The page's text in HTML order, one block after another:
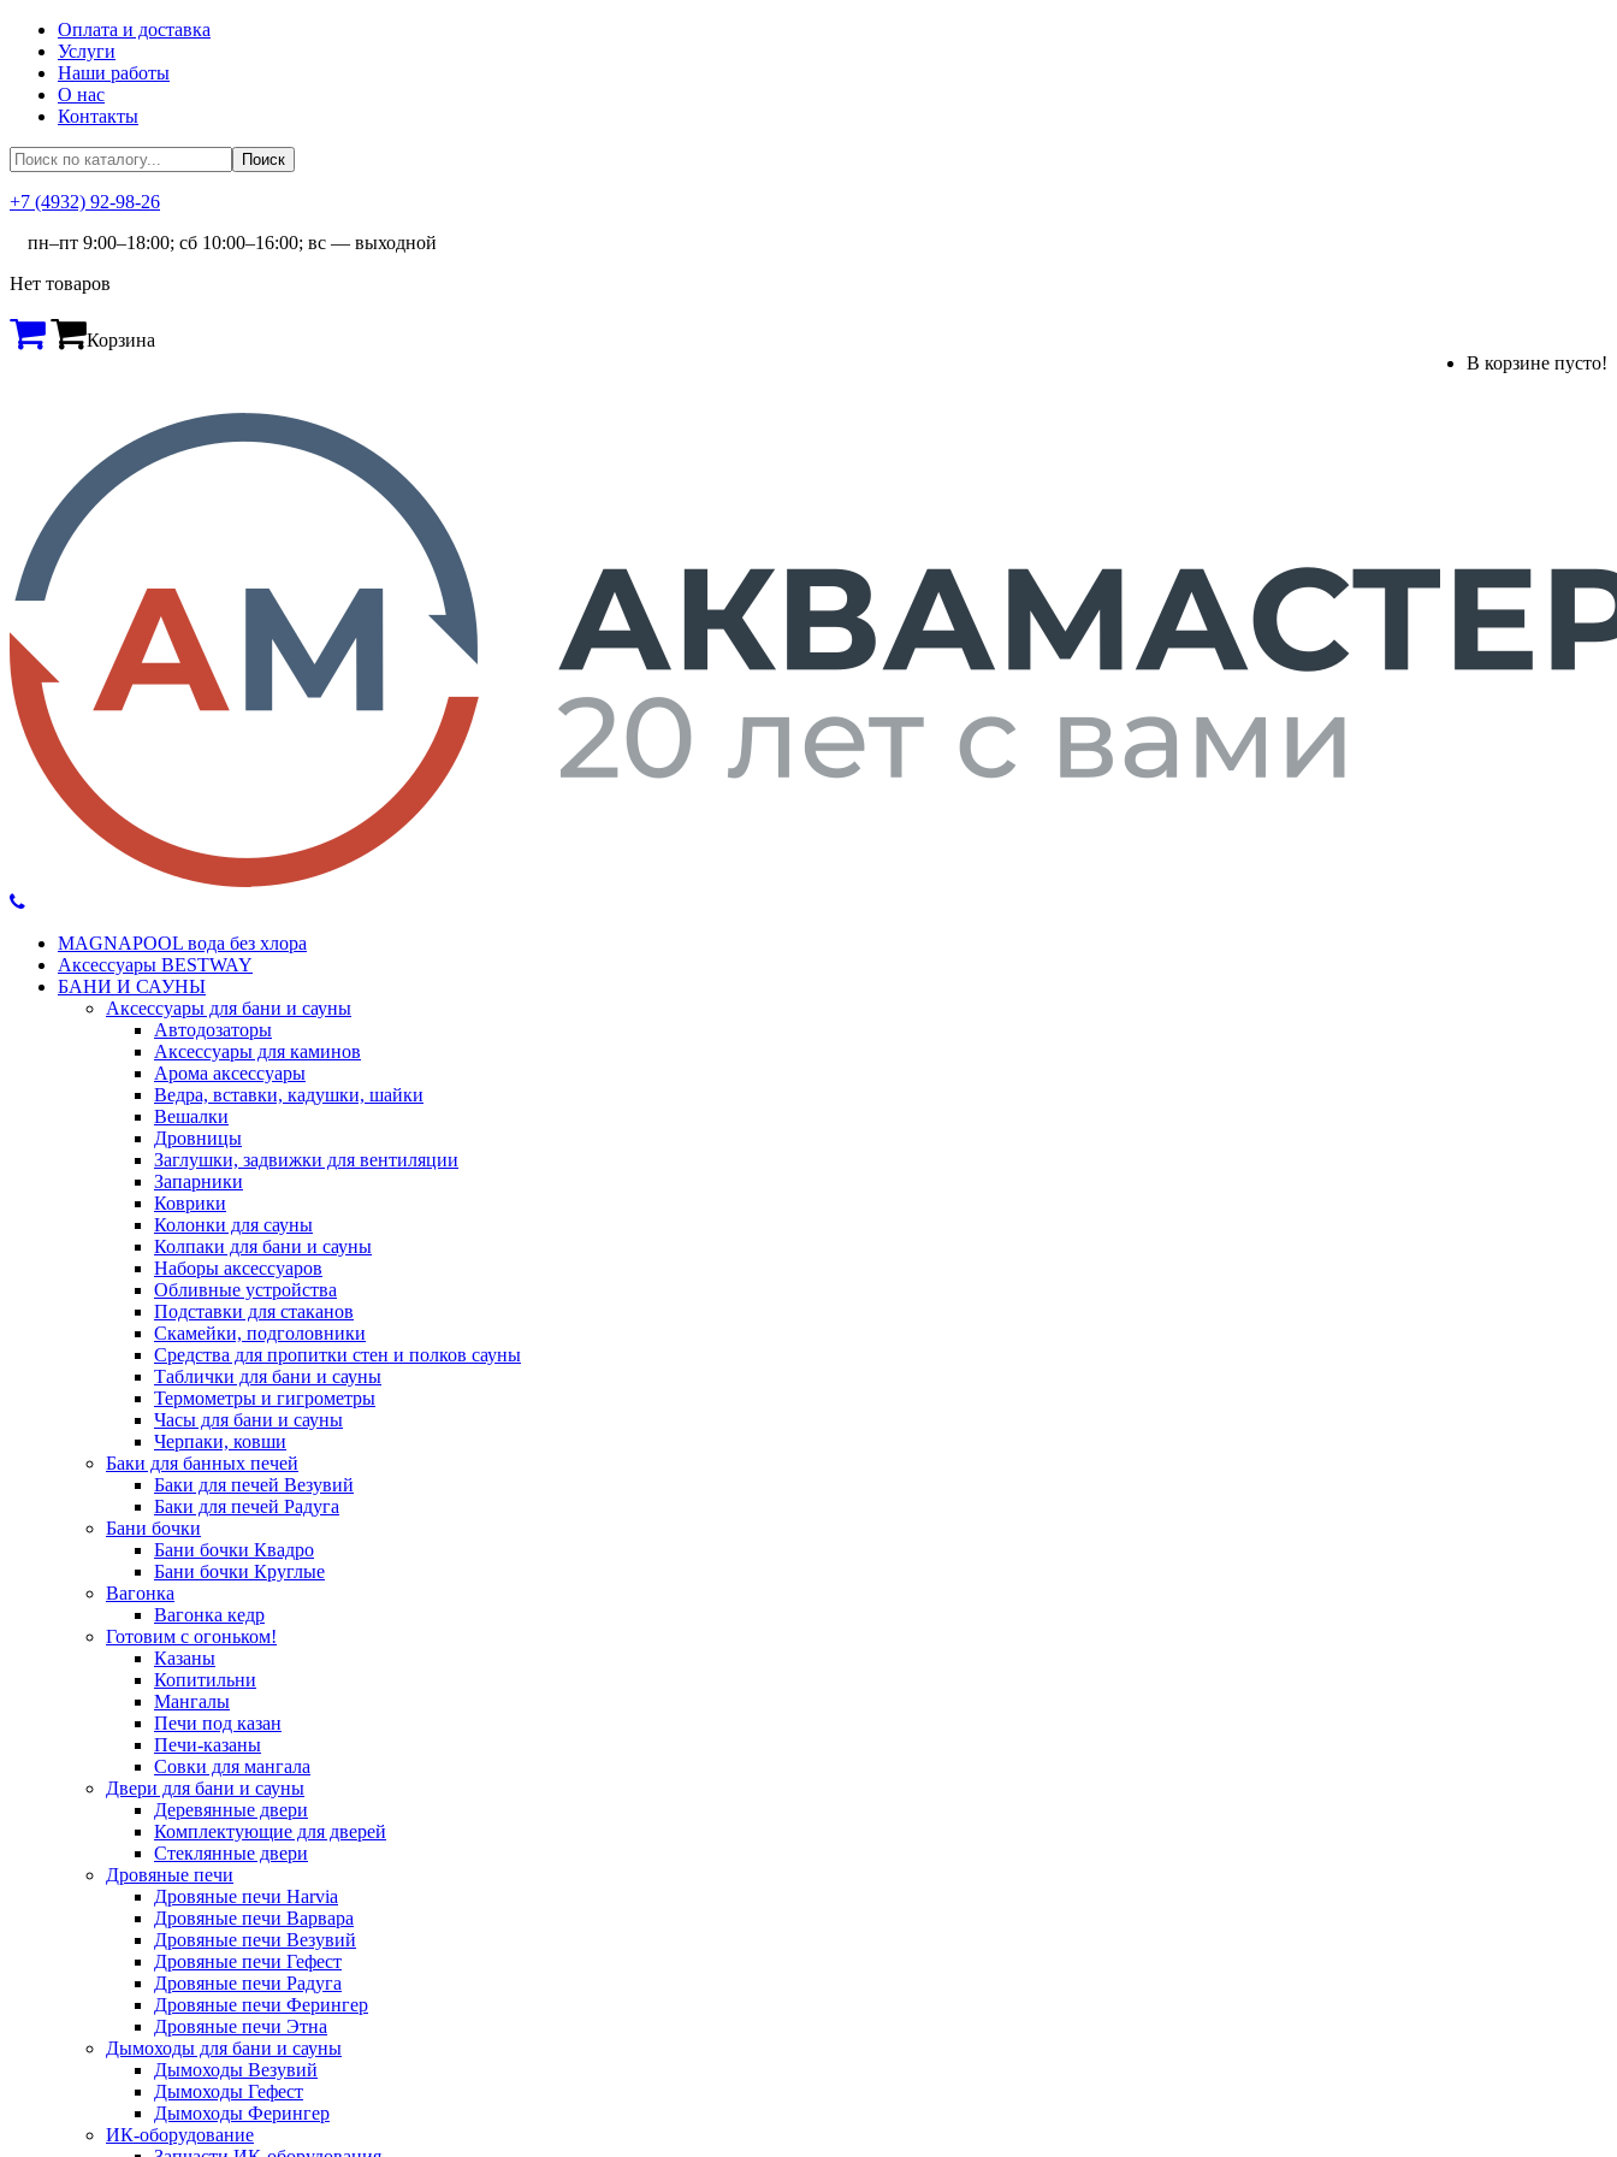
Оплата и доставка
Услуги
Наши работы
О нас
Контакты
+7 (4932) 92-98-26
пн–пт 9:00–18:00; сб 10:00–16:00; вс — выходной
Нет товаров
Корзина
В корзине пусто!
MAGNAPOOL вода без хлора
Аксессуары BESTWAY
БАНИ И САУНЫ
Аксессуары для бани и сауны
Автодозаторы
Аксессуары для каминов
Арома аксессуары
Ведра, вставки, кадушки, шайки
Вешалки
Дровницы
Заглушки, задвижки для вентиляции
Запарники
Коврики
Колонки для сауны
Колпаки для бани и сауны
Наборы аксессуаров
Обливные устройства
Подставки для стаканов
Скамейки, подголовники
Средства для пропитки стен и полков сауны
Таблички для бани и сауны
Термометры и гигрометры
Часы для бани и сауны
Черпаки, ковши
Баки для банных печей
Баки для печей Везувий
Баки для печей Радуга
Бани бочки
Бани бочки Квадро
Бани бочки Круглые
Вагонка
Вагонка кедр
Готовим с огоньком!
Казаны
Копитильни
Мангалы
Печи под казан
Печи-казаны
Совки для мангала
Двери для бани и сауны
Деревянные двери
Комплектующие для дверей
Стеклянные двери
Дровяные печи
Дровяные печи Harvia
Дровяные печи Варвара
Дровяные печи Везувий
Дровяные печи Гефест
Дровяные печи Радуга
Дровяные печи Ферингер
Дровяные печи Этна
Дымоходы для бани и сауны
Дымоходы Везувий
Дымоходы Гефест
Дымоходы Ферингер
ИК-оборудование